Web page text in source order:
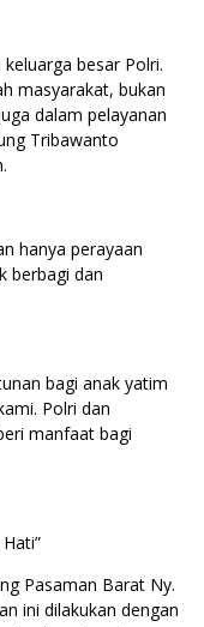
besar Polri.
masyarakat, bukan
dalam pelayanan
Tribawanto
hanya perayaan
berbagi dan
bagi anak yatim
Polri dan
manfaat bagi
Pasaman Barat Ny.
ini dilakukan dengan